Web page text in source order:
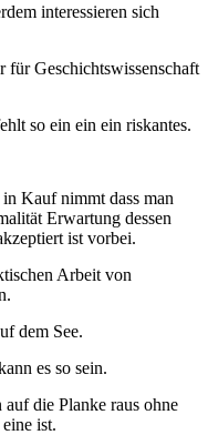
interessieren sich
für Geschichtswissenschaft
so ein ein ein riskantes.
Kauf nimmt dass man
Erwartung dessen
ist vorbei.
Arbeit von
dem See.
es so sein.
die Planke raus ohne
ist.